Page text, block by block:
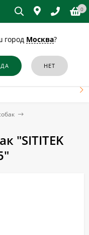
город Москва?
0
и кошек в Луге
"SITITEK